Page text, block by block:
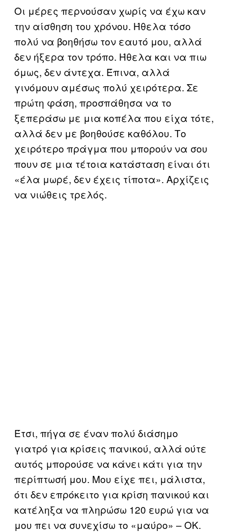
Οι μέρες περνούσαν χωρίς να έχω καν
την αίσθηση του χρόνου. Ήθελα τόσο
πολύ να βοηθήσω τον εαυτό μου, αλλά
δεν ήξερα τον τρόπο. Ήθελα και να πιω
όμως, δεν άντεχα. Έπινα, αλλά
γινόμουν αμέσως πολύ χειρότερα. Σε
πρώτη φάση, προσπάθησα να το
ξεπεράσω με μια κοπέλα που είχα τότε,
αλλά δεν με βοηθούσε καθόλου. Το
χειρότερο πράγμα που μπορούν να σου
πουν σε μια τέτοια κατάσταση είναι ότι
«έλα μωρέ, δεν έχεις τίποτα». Αρχίζεις
να νιώθεις τρελός.
Έτσι, πήγα σε έναν πολύ διάσημο
γιατρό για κρίσεις πανικού, αλλά ούτε
αυτός μπορούσε να κάνει κάτι για την
περίπτωσή μου. Μου είχε πει, μάλιστα,
ότι δεν επρόκειτο για κρίση πανικού και
κατέληξα να πληρώσω 120 ευρώ για να
μου πει να συνεχίσω το «μαύρο» – ΟΚ.